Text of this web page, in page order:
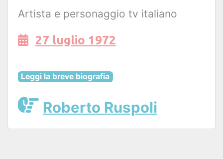
Artista e personaggio tv italiano
27 luglio 1972
Leggi la breve biografia
Roberto Ruspoli